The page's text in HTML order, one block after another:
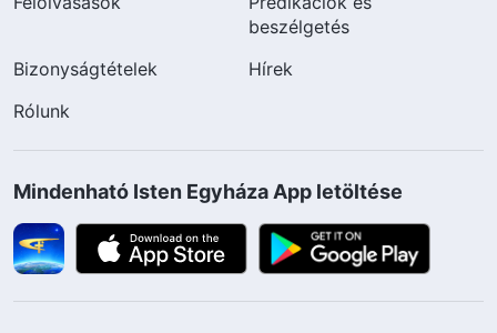
beszélgetés
Bizonyságtételek
Hírek
Rólunk
Mindenható Isten Egyháza App letöltése